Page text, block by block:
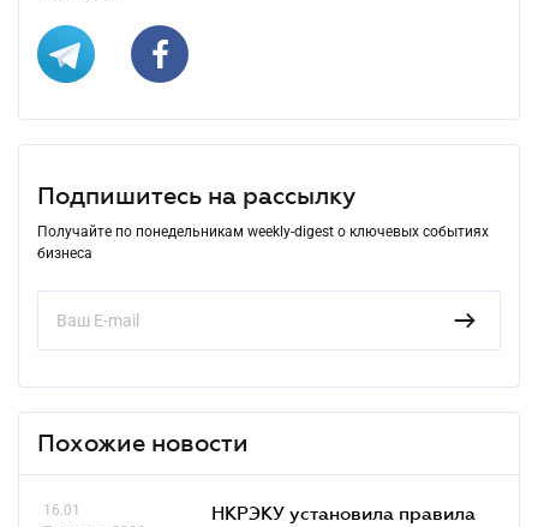
Подпишитесь на рассылку
Получайте по понедельникам weekly-digest о ключевых событиях
бизнеса
Похожие новости
16.01
НКРЭКУ установила правила